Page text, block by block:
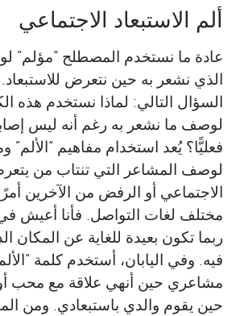
ألم الاستبعاد الاجتماعي
عادة ما نستخدم المصطلح
الذي نشعر به حين نتعرض للاستبعاد.
السؤال التالي: لماذا نستخدم هذه
لوصف ما نشعر به رغم أنه ليس
فعليًّا؟ يُعد استخدام مفاهيم
لوصف المشاعر التي تنتاب من
الاجتماعي أو الرفض من الآخرين
مختلف لغات التواصل. فأنا أعيش في
ربما تكون بعيدة للغاية عن المكان
فيه. وفي اليابان، أستخدم كلمة
مشاعري حين أنهي علاقة مع محب
حين يقوم والدي باستبعادي. ومن